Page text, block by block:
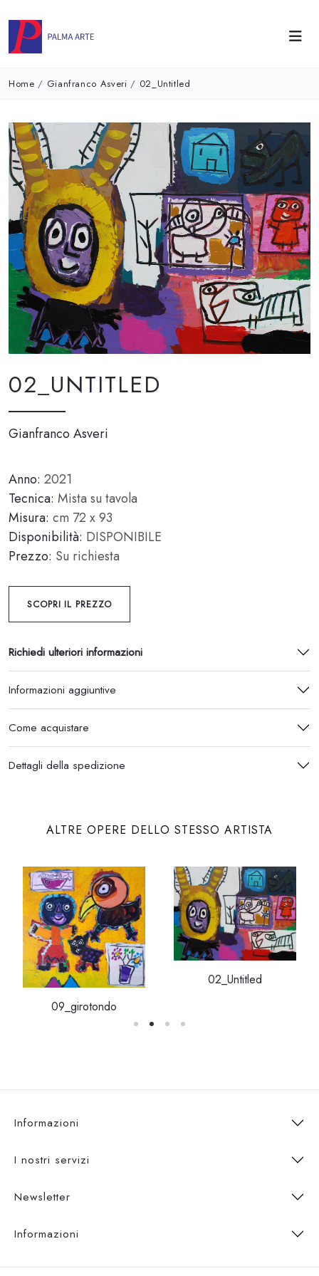
Home / Gianfranco Asveri / 02_Untitled
02_UNTITLED
Gianfranco Asveri
Anno: 2021
Tecnica: Mista su tavola
Misura: cm 72 x 93
Disponibilità: DISPONIBILE
Prezzo: Su richiesta
SCOPRI IL PREZZO
Richiedi ulteriori informazioni
Informazioni aggiuntive
Come acquistare
Dettagli della spedizione
ALTRE OPERE DELLO STESSO ARTISTA
09_girotondo
02_Untitled
Informazioni
I nostri servizi
Newsletter
Informazioni